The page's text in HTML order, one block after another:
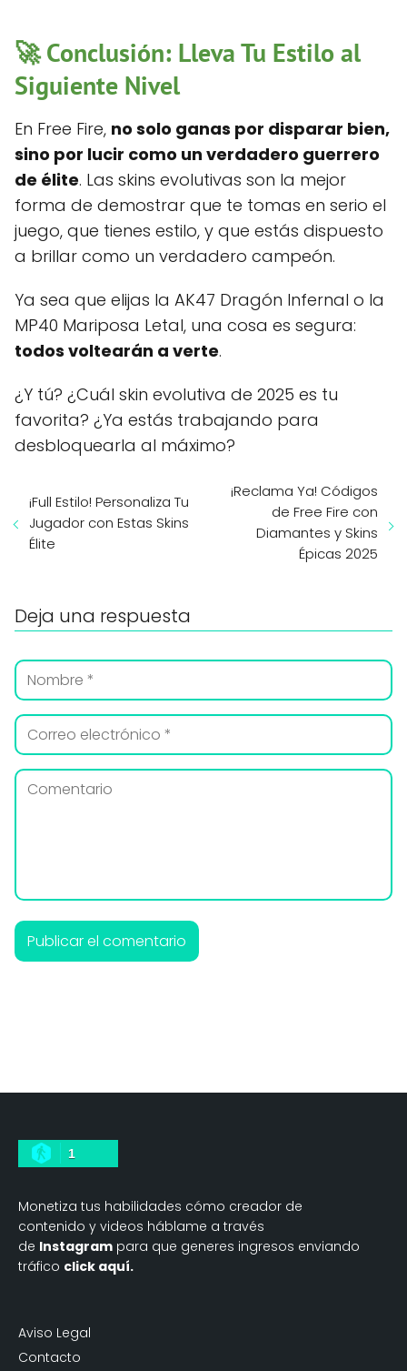
🚀 Conclusión: Lleva Tu Estilo al
Siguiente Nivel
En Free Fire, no solo ganas por disparar bien,
sino por lucir como un verdadero guerrero
de élite. Las skins evolutivas son la mejor
forma de demostrar que te tomas en serio el
juego, que tienes estilo, y que estás dispuesto
a brillar como un verdadero campeón.
Ya sea que elijas la AK47 Dragón Infernal o la
MP40 Mariposa Letal, una cosa es segura:
todos voltearán a verte.
¿Y tú? ¿Cuál skin evolutiva de 2025 es tu
favorita? ¿Ya estás trabajando para
desbloquearla al máximo?
¡Full Estilo! Personaliza Tu
Jugador con Estas Skins
Élite
¡Reclama Ya! Códigos
de Free Fire con
Diamantes y Skins
Épicas 2025
Deja una respuesta
1
Monetiza tus habilidades cómo creador de
contenido y videos háblame a través
de Instagram para que generes ingresos enviando
tráfico click aquí.
Aviso Legal
Contacto